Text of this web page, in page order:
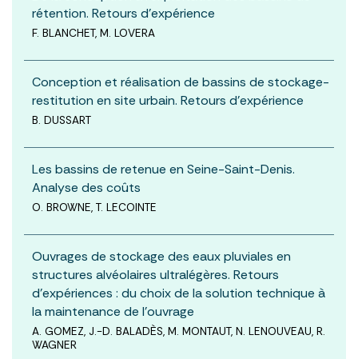
rétention. Retours d’expérience
F. BLANCHET, M. LOVERA
Conception et réalisation de bassins de stockage-
restitution en site urbain. Retours d’expérience
B. DUSSART
Les bassins de retenue en Seine-Saint-Denis.
Analyse des coûts
O. BROWNE, T. LECOINTE
Ouvrages de stockage des eaux pluviales en
structures alvéolaires ultralégères. Retours
d’expériences : du choix de la solution technique à
la maintenance de l’ouvrage
A. GOMEZ, J.-D. BALADÈS, M. MONTAUT, N. LENOUVEAU, R.
WAGNER